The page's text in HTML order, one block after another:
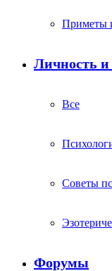
Приметы
Личность и
Все
Советы
Форумы